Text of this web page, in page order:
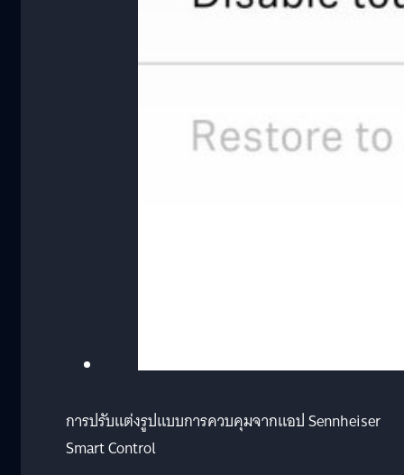
การปรับแต่งรูปแบบการควบคุมจากแอป Sennheiser
Smart Control